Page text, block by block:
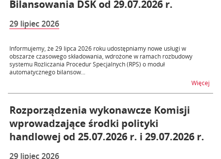
Bilansowania DSK od 29.07.2026 r.
29 lipiec 2026
Informujemy, że 29 lipca 2026 roku udostępniamy nowe usługi w
obszarze czasowego składowania, wdrożone w ramach rozbudowy
systemu Rozliczania Procedur Specjalnych (RPS) o moduł
automatycznego bilansow...
Więcej
Rozporządzenia wykonawcze Komisji
wprowadzające środki polityki
handlowej od 25.07.2026 r. i 29.07.2026 r.
29 lipiec 2026